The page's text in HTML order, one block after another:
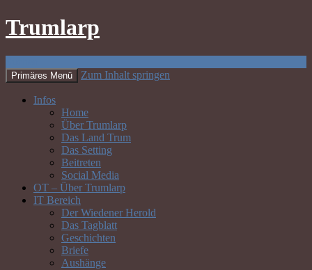
Trumlarp
Primäres Menü Zum Inhalt springen
Infos
Home
Über Trumlarp
Das Land Trum
Das Setting
Beitreten
Social Media
OT – Über Trumlarp
IT Bereich
Der Wiedener Herold
Das Tagblatt
Geschichten
Briefe
Aushänge